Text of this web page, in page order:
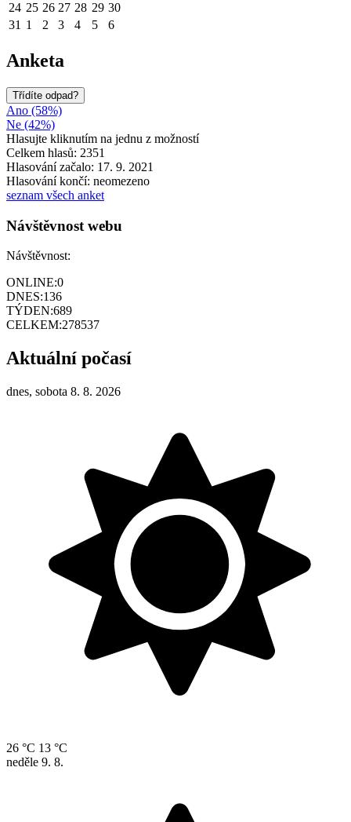
24 25 26 27 28 29 30
31 1 2 3 4 5 6
Anketa
Třídíte odpad?
Ano (58%)
Ne (42%)
Hlasujte kliknutím na jednu z možností
Celkem hlasů: 2351
Hlasování začalo: 17. 9. 2021
Hlasování končí: neomezeno
seznam všech anket
Návštěvnost webu
Návštěvnost:
ONLINE:0
DNES:136
TÝDEN:689
CELKEM:278537
Aktuální počasí
dnes, sobota 8. 8. 2026
26 °C 13 °C
neděle 9. 8.